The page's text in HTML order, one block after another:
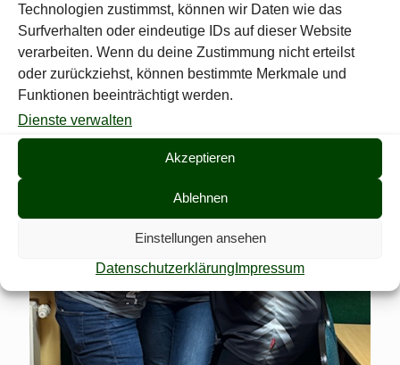
Technologien zustimmst, können wir Daten wie das
Surfverhalten oder eindeutige IDs auf dieser Website
verarbeiten. Wenn du deine Zustimmung nicht erteilst
oder zurückziehst, können bestimmte Merkmale und
Funktionen beeinträchtigt werden.
Dienste verwalten
Akzeptieren
Ablehnen
Einstellungen ansehen
Datenschutzerklärung Impressum